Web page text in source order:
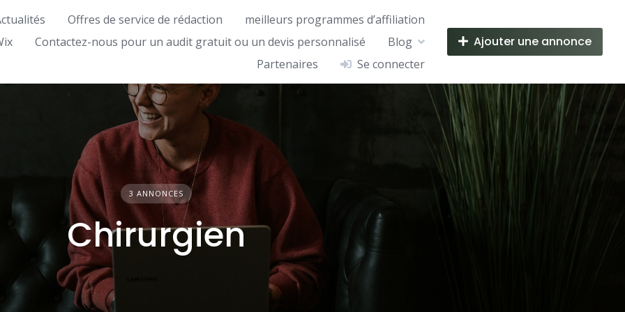
Offres de service de rédaction
meilleurs programmes d’affiliation
Contactez-nous pour un audit gratuit ou un devis personnalisé
Blog
Partenaires
Se connecter
Ajouter une annonce
3 ANNONCES
Chirurgien